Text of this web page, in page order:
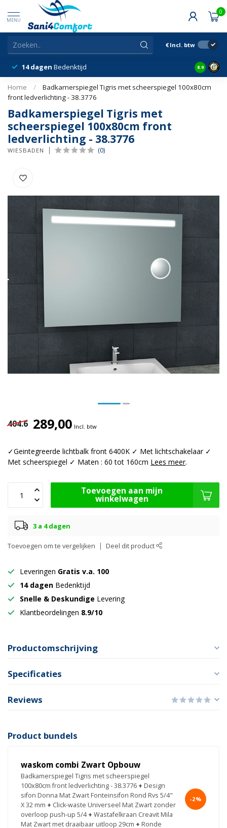
MENU
0
€ Incl. btw
14 dagen Bedenktijd Snelle
8.9
Home /
Badkamerspiegel Tigris met scheerspiegel 100x80cm
front ledverlichting - 38.3776
Badkamerspiegel Tigris met
scheerspiegel 100x80cm front
ledverlichting - 38.3776
WIESBADEN (0)
404.6 289,00 Incl. btw
✓Geintegreerde lichtbalk front 6400K ✓ Met lichtschakelaar ✓
Met scheerspiegel ✓ Maten : 60 tot 160cm Lees meer.
Toevoegen aan mijn
winkelwagen
3 a 4 dagen
Toevoegen om te vergelijken Deel dit product
Leveringen Gratis v.a. 100
14 dagen Bedenktijd
Snelle & Deskundige Levering
Klantbeordelingen 8.9/10
Productomschrijving
Specificaties
Reviews
Product bundels
waskom combi Zwart Opbouw
Badkamerspiegel Tigris met scheerspiegel
100x80cm front ledverlichting - 38.3776 + Design
sifon Donna Mat Zwart Fonteinsifon Rond Rvs 5/4"
X 32 mm + Click-waste Universeel Mat Zwart zonder
overloop push-up 5/4 + Wastafelkraan Creavit Mila
Mat Zwart met draaibaar uitloop 29cm + Ronde
-2%